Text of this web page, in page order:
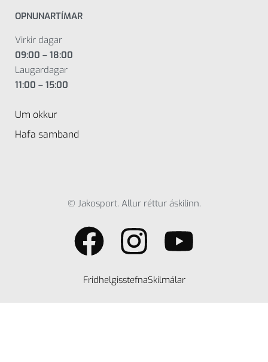
OPNUNARTÍMAR
Virkir dagar
09:00 – 18:00
Laugardagar
11:00 – 15:00
Um okkur
Hafa samband
© Jakosport. Allur réttur áskilinn.
FridhelgisstefnaSkilmálar